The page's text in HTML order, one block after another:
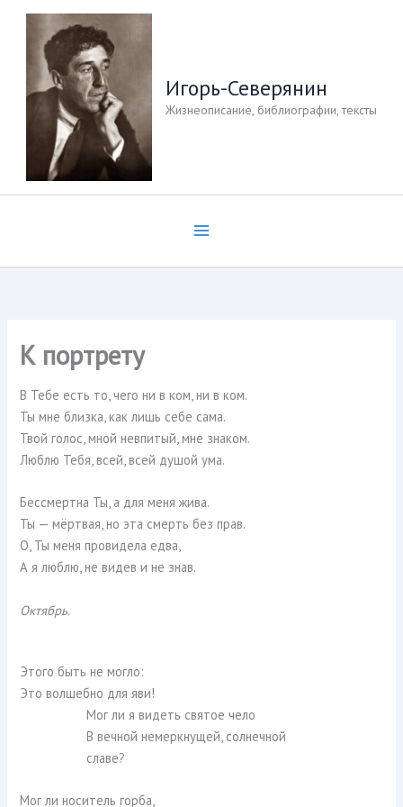
Перейти
содержимому
Игорь-Северянин
Жизнеописание, библиографии, тексты
К портрету
В Тебе есть то, чего ни в ком, ни в ком.
Ты мне близка, как лишь себе сама.
Твой голос, мной невпитый, мне знаком.
Люблю Тебя, всей, всей душой ума.
Бессмертна Ты, а для меня жива.
Ты — мёртвая, но эта смерть без прав.
О, Ты меня провидела едва,
А я люблю, не видев и не знав.
Октябрь.
Этого быть не могло:
Это волшебно для яви!
Мог ли я видеть святое чело
В вечной немеркнущей, солнечной
славе?
Мог ли носитель горба,